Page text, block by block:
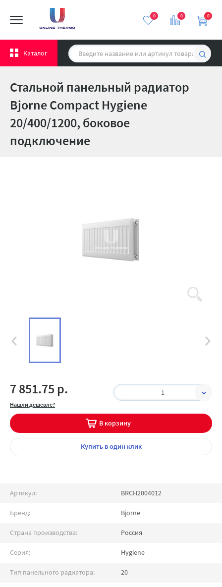
0 0
Каталог
0
Стальной панельный радиатор
Bjorne Compact Hygiene
20/400/1200, боковое
подключение
7 851.75 р.
Нашли дешевле?
1
В корзину
Купитьв один клик
Артикул: BRCH2004012
Бренд: Bjorne
Страна производства: Россия
Серия: Hygiene
Тип панельного радиатора: 20